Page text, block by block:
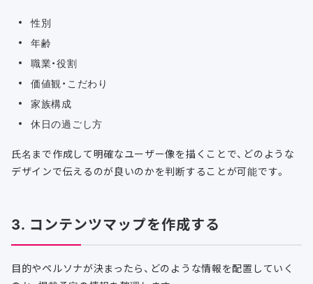
性別
年齢
職業・役割
価値観・こだわり
家族構成
休日の過ごし方
氏名まで作成して明確なユーザー像を描くことで、どのような
デザインで伝えるのが良いのかを判断することが可能です。
3. コンテンツマップを作成する
目的やペルソナが決まったら、どのような情報を配置していく